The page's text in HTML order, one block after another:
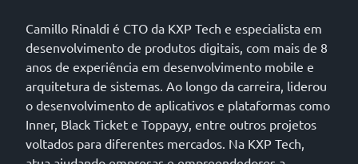
Camillo Rinaldi é CTO da KXP Tech e especialista em
desenvolvimento de produtos digitais, com mais de 8
anos de experiência em desenvolvimento mobile e
arquitetura de sistemas. Ao longo da carreira, liderou
o desenvolvimento de aplicativos e plataformas como
Inner, Black Ticket e Toppayy, entre outros projetos
voltados para diferentes mercados. Na KXP Tech,